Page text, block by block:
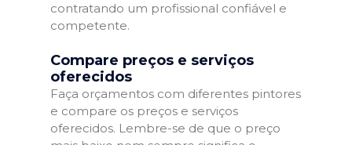
contratando um profissional confiável e
competente.
Compare preços e serviços
oferecidos
Faça orçamentos com diferentes pintores
e compare os preços e serviços
oferecidos. Lembre-se de que o preço